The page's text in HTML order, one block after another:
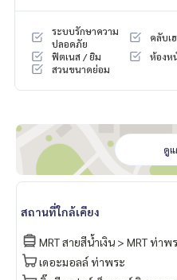
- The Mall ท่าพระ 2 กม.
- Big C อิสรภาพ 2.5 กม.
- ม.ราชภัฎสมเด็จเจ้าพระยา 2.2
- ม.ราชภัฎธนบุรี 2.2 กม.
- ร.พ.พญาไท 3 1.5 กม.
- ร.พ.สมเด็จพระปิ่นเกล้า 3.7 กม.
- ร.พ.สมเด็จเจ้าพระยา 3.7 กม.
- ร.พ.ตากสิน 3.7 กม.
- Lobby
- Yoga and Boxing room
- Social Club
- Garden
ระบบรักษาความ
ปลอดภัย
คลับเ
ฟิตเนส / ยิม
ห้องห
สวนขนาดย่อม
ดู
สถานที่ใกล้เคียง
MRT สายสีน้ำเงิน > MRT ท่าพ
เดอะมอลล์ ท่าพระ